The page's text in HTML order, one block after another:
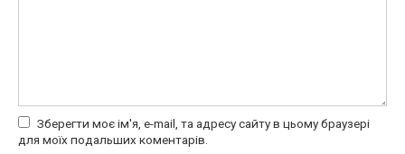
Зберегти моє ім'я, e-mail, та адресу сайту в цьому браузері
для моїх подальших коментарів.